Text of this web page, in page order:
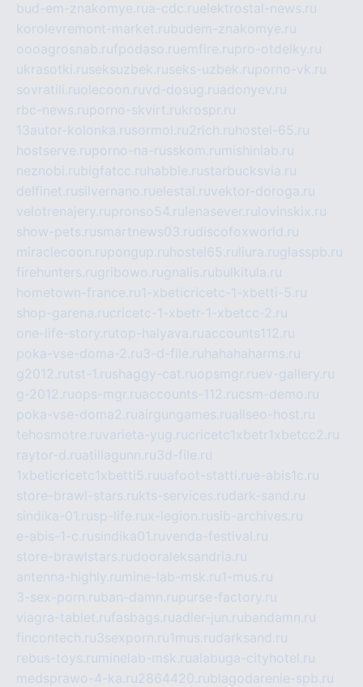
bud-em-znakomye.rua-cdc.ruelektrostal-news.ru
korolevremont-market.rubudem-znakomye.ru
oooagrosnab.rufpodaso.ruemfire.rupro-otdelky.ru
ukrasotki.ruseksuzbek.ruseks-uzbek.ruporno-vk.ru
sovratili.ruolecoon.ruvd-dosug.ruadonyev.ru
rbc-news.ruporno-skvirt.rukrospr.ru
13autor-kolonka.rusormol.ru2rich.ru hostel-65.ru
hostserve.ruporno-na-russkom.ru mishinlab.ru
neznobi.rubigfatcc.ru habble.rustarbucksvia.ru
delfinet.rusilvernano.ruelestal.ruvektor-doroga.ru
velotrenajery.rupronso54.ru lenasever.ru lovinskix.ru
show-pets.rusmartnews03.rudiscofoxworld.ru
miraclecoon.rupongup.ru hostel65.ru liura.ruglasspb.ru
firehunters.rugribowo.rugnalis.rubulkitula.ru
hometown-france.ru1-xbeticricetc-1-xbetti-5.ru
shop-garena.rucricetc-1-xbetr-1-xbetcc-2.ru
one-life-story.rutop-halyava.ruaccounts112.ru
poka-vse-doma-2.ru3-d-file.ru hahahaharms.ru
g2012.rutst-1.rushaggy-cat.ruopsmgr.ruev-gallery.ru
g-2012.ruops-mgr.ruaccounts-112.rucsm-demo.ru
poka-vse-doma2.ruairgungames.ruallseo-host.ru
tehosmotre.ruvarieta-yug.rucricetc1xbetr1xbetcc2.ru
raytor-d.ruatillagunn.ru3d-file.ru
1xbeticricetc1xbetti5.ruuafoot-statti.rue-abis1c.ru
store-brawl-stars.rukts-services.rudark-sand.ru
sindika-01.rusp-life.rux-legion.rusib-archives.ru
e-abis-1-c.rusindika01.ruvenda-festival.ru
store-brawlstars.rudooraleksandria.ru
antenna-highly.ru mine-lab-msk.ru1-mus.ru
3-sex-porn.ruban-damn.rupurse-factory.ru
viagra-tablet.rufasbags.ruadler-jun.rubandamn.ru
fincontech.ru3sexporn.ru1mus.rudarksand.ru
rebus-toys.ru minelab-msk.rualabuga-cityhotel.ru
medsprawo-4-ka.ru2864420.rublagodarenie-spb.ru